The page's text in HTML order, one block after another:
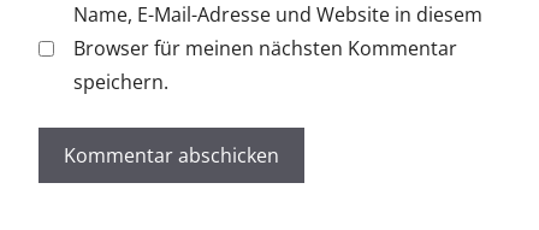
Name, E-Mail-Adresse und Website in diesem
Browser für meinen nächsten Kommentar
speichern.